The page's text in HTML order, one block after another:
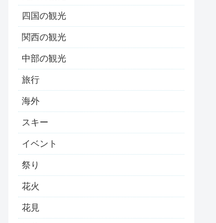
四国の観光
関西の観光
中部の観光
旅行
海外
スキー
イベント
祭り
花火
花見